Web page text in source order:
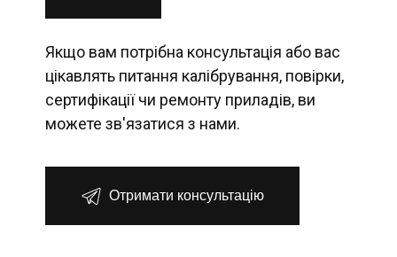
Якщо вам потрібна консультація або вас
цікавлять питання калібрування, повірки,
сертифікації чи ремонту приладів, ви
можете зв'язатися з нами.
Отримати консультацію